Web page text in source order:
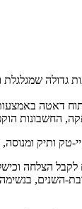
גדולה
החשבונות
טק ותיק
הצלחה
השנים,